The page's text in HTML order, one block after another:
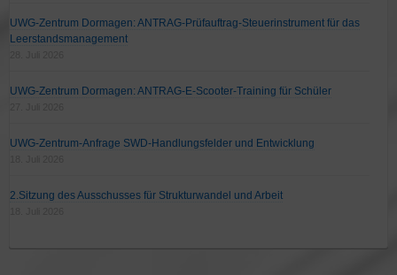
UWG-Zentrum Dormagen: ANTRAG-Prüfauftrag-Steuerinstrument für das
Leerstandsmanagement
UWG-Zentrum Dormagen: ANTRAG-E-Scooter-Training für Schüler
UWG-Zentrum-Anfrage SWD-Handlungsfelder und Entwicklung
2.Sitzung des Ausschusses für Strukturwandel und Arbeit